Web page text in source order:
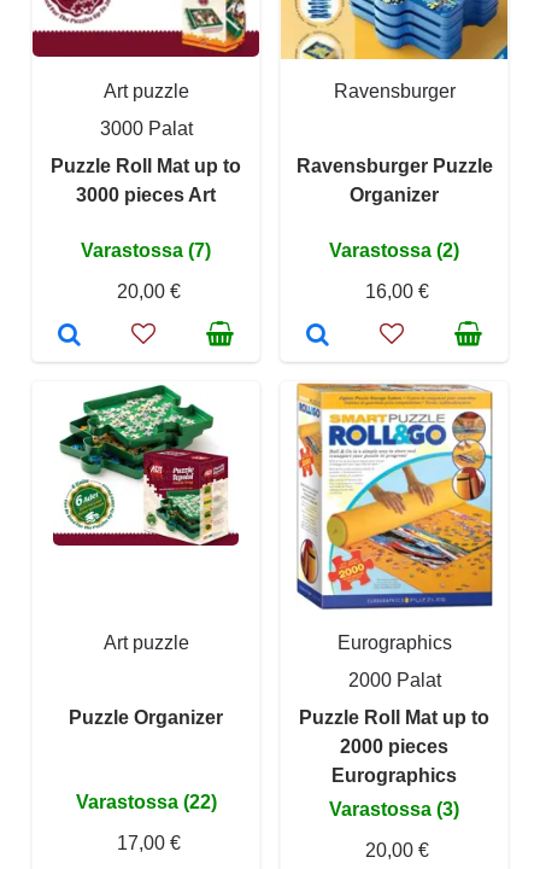
Art puzzle
3000 Palat
Puzzle Roll Mat up to
3000 pieces Art
Varastossa (7)
20,00 €
Ravensburger
Ravensburger Puzzle
Organizer
Varastossa (2)
16,00 €
Art puzzle
Puzzle Organizer
Varastossa (22)
17,00 €
Eurographics
2000 Palat
Puzzle Roll Mat up to
2000 pieces
Eurographics
Varastossa (3)
20,00 €